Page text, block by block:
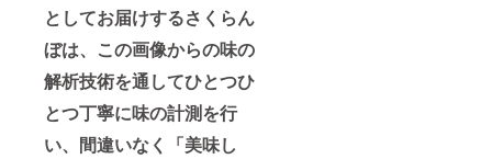
としてお届けするさくらん
ぼは、この画像からの味の
解析技術を通してひとつひ
とつ丁寧に味の計測を行
い、間違いなく「美味し